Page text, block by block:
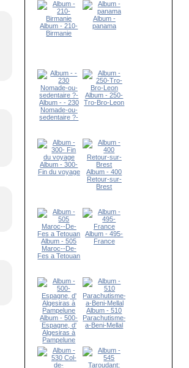
Album - 210-
Birmanie
Album -
panama
Album - - 230
Nomade-ou-
sedentaire ?-
Album - 250-
Tro-Bro-Leon
Album - 300-
Fin du voyage
Album - 400
Retour-sur-
Brest
Album - 505
Maroc--De-
Fes a Tetouan
Album - 495-
France
Album - 500-
Espagne, d'
Algesiras à
Pampelune
Album - 510
Parachutisme-
a-Beni-Mellal